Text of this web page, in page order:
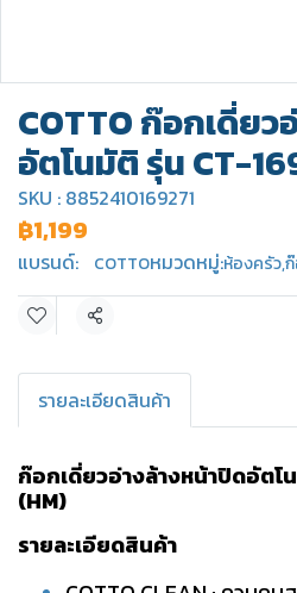
COTTO ก๊อกเดี่ย
อัตโนมัติ รุ่น CT-
SKU : 8852410169271
฿1,199
แบรนด์: COTTOหมวดหมู่:ห้องครัว,
แชร์
รายละเอียดสินค้า
ก๊อกเดี่ยวอ่างล้างหน้าปิดอัตโ
(HM)
รายละเอียดสินค้า